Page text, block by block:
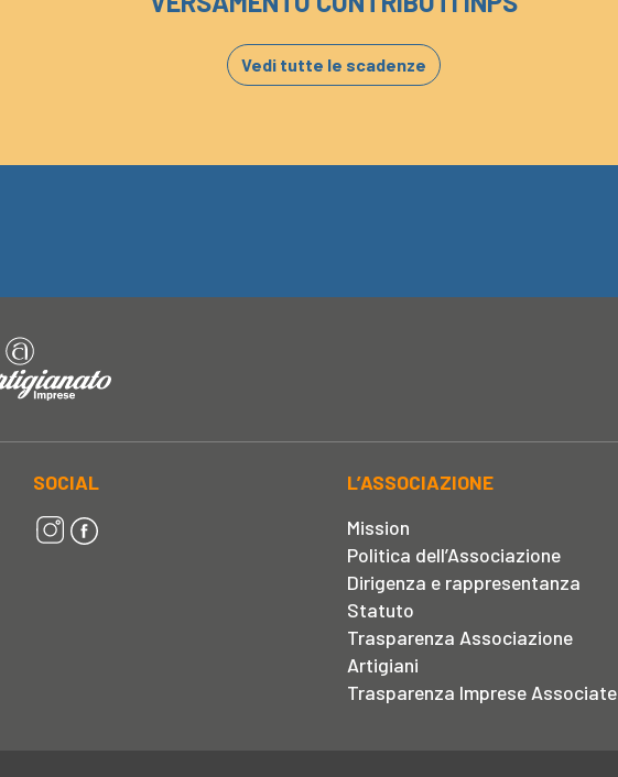
Vedi tutte le scadenze
SOCIAL
L’ASSOCIAZIONE
Mission
Politica dell’Associazione
Dirigenza e rappresentanza
Statuto
Trasparenza Associazione
Artigiani
Trasparenza Imprese Associate